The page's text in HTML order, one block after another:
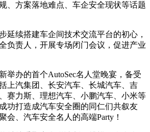
、方案落地难点、车企安全现状等话题
续搭建车企间技术交流平台的初心，
负责人，开展专场闭门会议，促进产业
办的首个AutoSec名人堂晚宴，备受
上汽集团、长安汽车、长城汽车、吉
赛力斯、理想汽车、小鹏汽车、小米等
功打造成汽车安全圈的同仁们共叙友
会、汽车安全名人的高端Party！